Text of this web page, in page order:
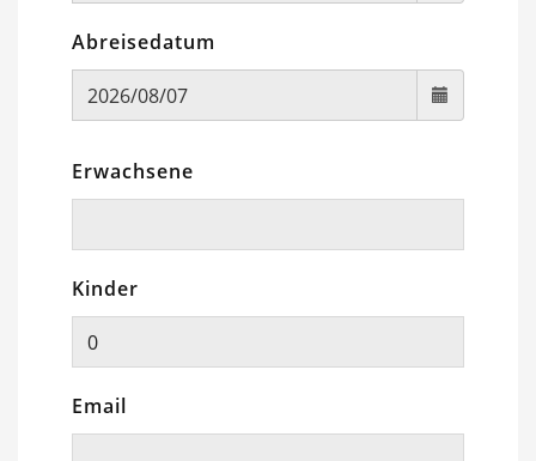
Abreisedatum
Erwachsene
Kinder
Email